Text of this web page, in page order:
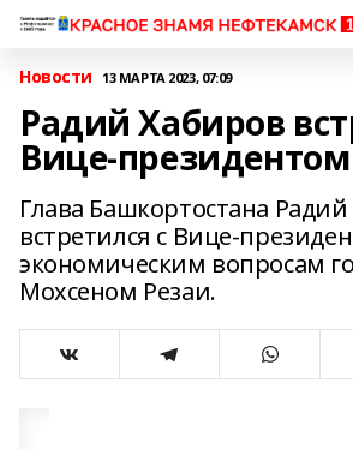
Новости 13 МАРТА 2023, 07:09
Радий Хабиров
Вице-
Глава Башкортостана
встретился с Вице-
экономическим вопросам
Мохсеном Резаи.